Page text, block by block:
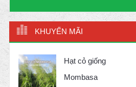
KHUYẾN MÃI
Hạt cỏ giống
Mombasa